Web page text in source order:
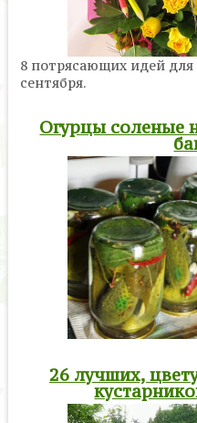
8 потрясающих идей для
сентября.
Огурцы соленые
26 лучших,